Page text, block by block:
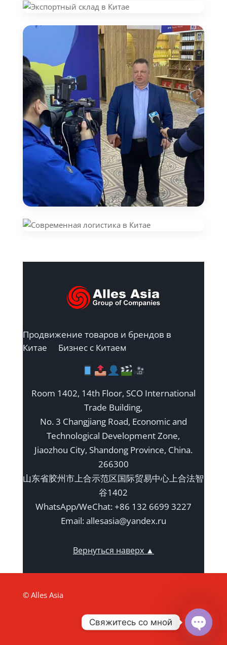
Продвижение товаров и брендов в
Китае
Бизнес с Китаем
Room 1402, 14th Floor, SCO International
Trade Building,
No. 3 Changjiang Road, Economic and
Technological Development Zone,
Jiaozhou City, Shandong Province, China.
266300
山东省胶州市上合示范区国际贸易中心上合法智
谷1402
WhatsApp/WeChat: +86 132 6699 3227
Email: allesasia@yandex.ru
Вернуться наверх ▲
© Alles Asia
Свяжитесь со мной